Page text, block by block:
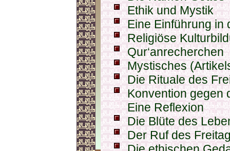
Ethik und Mystik
Eine Einführung in
Religiöse
Qur‘anrecherchen
Mystisches
Die Rituale des
Konvention gegen
Eine Reflexion
Die Blüte des
Der Ruf des